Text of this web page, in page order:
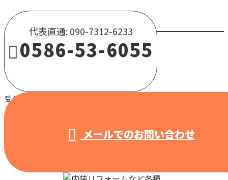
代表直通: 090-7312-6233
0586-53-6055
受付 / 8:00～18:00 【営業電話固くお断り】
メールでのお問い合わせ